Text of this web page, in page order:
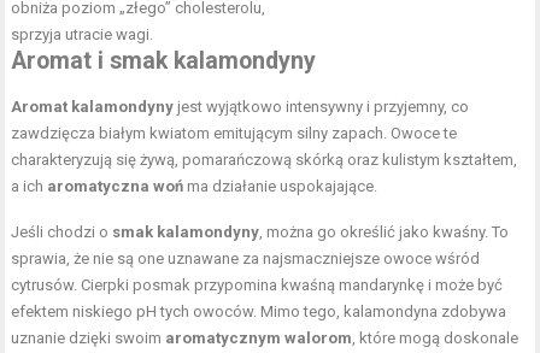
obniża poziom „złego” cholesterolu,
sprzyja utracie wagi.
Aromat i smak kalamondyny
Aromat kalamondyny jest wyjątkowo intensywny i przyjemny, co
zawdzięcza białym kwiatom emitującym silny zapach. Owoce te
charakteryzują się żywą, pomarańczową skórką oraz kulistym kształtem,
a ich aromatyczna woń ma działanie uspokajające.
Jeśli chodzi o smak kalamondyny, można go określić jako kwaśny. To
sprawia, że nie są one uznawane za najsmaczniejsze owoce wśród
cytrusów. Cierpki posmak przypomina kwaśną mandarynkę i może być
efektem niskiego pH tych owoców. Mimo tego, kalamondyna zdobywa
uznanie dzięki swoim aromatycznym walorom, które mogą doskonale